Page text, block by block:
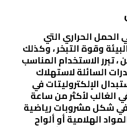
الحمل الحراري التي
وقوة التبخر ، وكذلك
تبرر الاستخدام المناسب
السائلة لاستهلاك
الإلكتروليتات في
الغالب لأكثر من ساعة
في شكل مشروبات رياضية
الهلامية أو ألواح